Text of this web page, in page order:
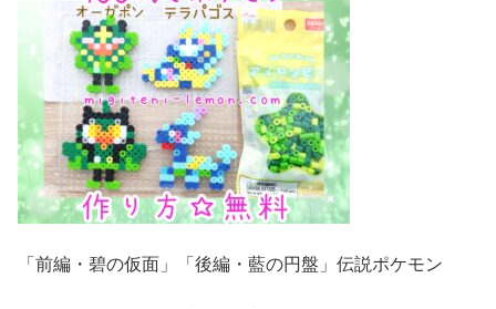
「前編・碧の仮面」「後編・藍の円盤」伝説ポケモン